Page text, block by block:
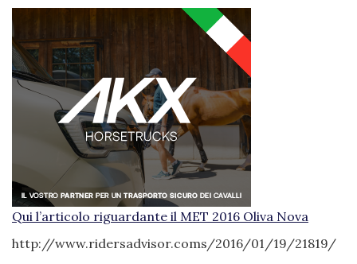
Qui l’articolo riguardante il MET 2016 Oliva Nova
http://www.ridersadvisor.coms/2016/01/19/21819/